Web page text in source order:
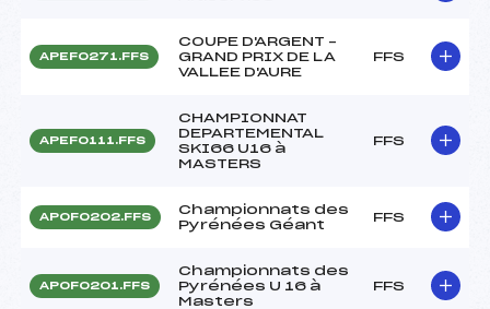
APEF0271.FFS
COUPE D'ARGENT –
GRAND PRIX DE LA
VALLEE D'AURE
FFS
APEF0111.FFS
CHAMPIONNAT
DEPARTEMENTAL
SKI66 U16 à
MASTERS
FFS
APOF0202.FFS
Championnats des
Pyrénées Géant
FFS
APOF0201.FFS
Championnats des
Pyrénées U 16 à
Masters
FFS